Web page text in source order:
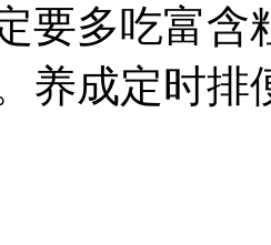
要多吃富
养成定时排